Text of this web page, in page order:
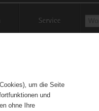
Service
um die Seite
und
ohne Ihre